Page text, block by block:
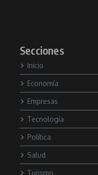
Secciones
Inicio
Economía
Empresas
Tecnología
Política
Salud
Turismo